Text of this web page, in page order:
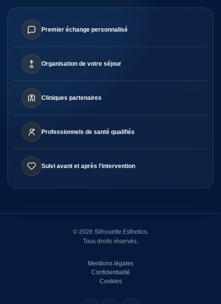
Premier échange personnalisé
Organisation de votre séjour
Cliniques partenaires
Professionnels de santé qualifiés
Suivi avant et après l’intervention
© 2026 Silhouette Esthetics.
Tous droits réservés.
Mentions légales
Confidentialité
Cookies